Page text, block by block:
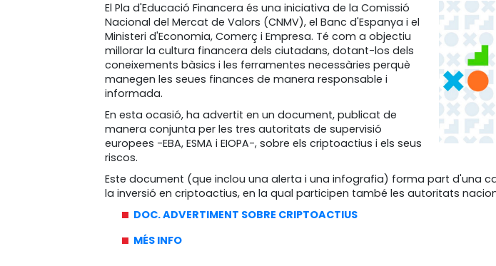
El Pla d'Educació Financera és una iniciativa de la Comissió
Nacional del Mercat de Valors (CNMV), el Banc d'Espanya i el
Ministeri d'Economia, Comerç i Empresa. Té com a objectiu
millorar la cultura financera dels ciutadans, dotant-los dels
coneixements bàsics i les ferramentes necessàries perquè
manegen les seues finances de manera responsable i
informada.
En esta ocasió, ha advertit en un document, publicat de
manera conjunta per les tres autoritats de supervisió
europees -EBA, ESMA i EIOPA-, sobre els criptoactius i els seus
riscos.
Este document (que inclou una alerta i una infografia) forma part d'una
la inversió en criptoactius, en la qual participen també les autoritats
DOC. ADVERTIMENT SOBRE CRIPTOACTIUS
MÉS INFO